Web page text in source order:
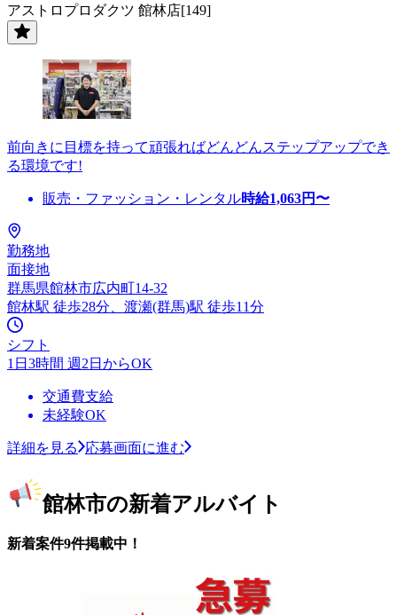
アストロプロダクツ 館林店[149]
前向きに目標を持って頑張ればどんどんステップアップでき
る環境です!
販売・ファッション・レンタル時給1,063円〜
勤務地
面接地
群馬県館林市広内町14-32
館林駅 徒歩28分、渡瀬(群馬)駅 徒歩11分
シフト
1日3時間 週2日からOK
交通費支給
未経験OK
詳細を見る 応募画面に進む
館林市の新着アルバイト
新着案件9件掲載中！